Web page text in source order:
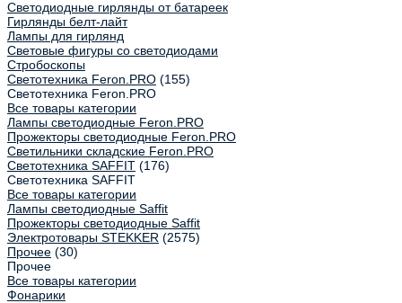
Светодиодные гирлянды от батареек
Гирлянды белт-лайт
Лампы для гирлянд
Световые фигуры со светодиодами
Стробоскопы
Светотехника Feron.PRO (155)
Светотехника Feron.PRO
Все товары категории
Лампы светодиодные Feron.PRO
Прожекторы светодиодные Feron.PRO
Светильники складские Feron.PRO
Светотехника SAFFIT (176)
Светотехника SAFFIT
Все товары категории
Лампы светодиодные Saffit
Прожекторы светодиодные Saffit
Электротовары STEKKER (2575)
Прочее (30)
Прочее
Все товары категории
Фонарики